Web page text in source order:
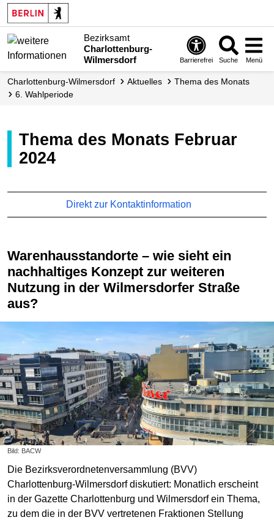
Bezirksamt
Charlottenburg-
Wilmersdorf
Barrierefrei Suche Menü
Charlottenburg-Wilmersdorf Aktuelles
Thema des Monats
6. Wahlperiode
Thema des Monats Februar
2024
Direkt zur Kontaktinformation
Bild: BACW
Warenhausstandorte – wie sieht ein
nachhaltiges Konzept zur weiteren
Nutzung in der Wilmersdorfer Straße
aus?
Die Bezirksverordnetenversammlung (BVV)
Charlottenburg-Wilmersdorf diskutiert: Monatlich erscheint
in der Gazette Charlottenburg und Wilmersdorf ein Thema,
zu dem die in der BVV vertretenen Fraktionen Stellung